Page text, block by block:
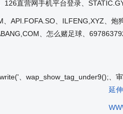
直营网手机平台登录、
API.FOFA.SO、ILFENG,XYZ、
、怎么赌足球、
、wap_show_tag_under9();、
延